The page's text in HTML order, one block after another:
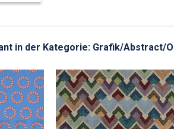
in der Kategorie: Grafik/Abstract/